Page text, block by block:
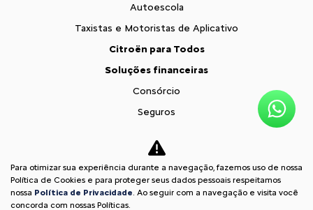
Autoescola
Taxistas e Motoristas de Aplicativo
Citroën para Todos
Soluções financeiras
Consórcio
Seguros
Pós vendas
Citroën Citizen
Revisões
Para otimizar sua experiência durante a navegação, fazemos uso de nossa
Política de Cookies e para proteger seus dados pessoais respeitamos
nossa Política de Privacidade. Ao seguir com a navegação e visita você
concorda com nossas Políticas.